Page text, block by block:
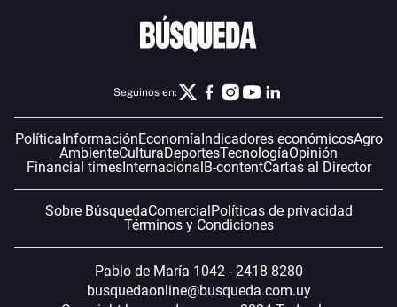
Seguinos en:
PolíticaInformaciónEconomíaIndicadores económicosAgro
AmbienteCulturaDeportesTecnologíaOpinión
Financial timesInternacionalB-contentCartas al Director
Sobre BúsquedaComercialPolíticas de privacidad
Términos y Condiciones
Pablo de María 1042 - 2418 8280
busquedaonline@busqueda.com.uy